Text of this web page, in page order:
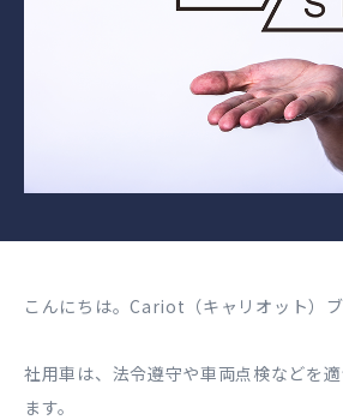
こんにちは。Cariot（キャリオット）ブ
社用車は、法令遵守や車両点検などを
ます。